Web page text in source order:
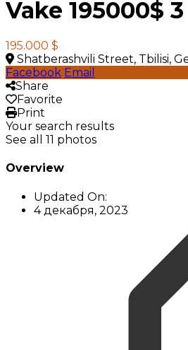
Vake 195000$
195.000 $
Shatberashvili Street, Tbilisi,
Facebook Email
Share
Favorite
Print
Your search results
See all 11 photos
Overview
Updated On:
4 декабря, 2023